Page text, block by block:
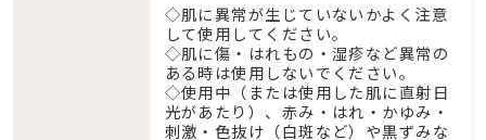
◇肌に異常が生じていないかよく注意
して使用してください。
◇肌に傷・はれもの・湿疹など異常の
ある時は使用しないでください。
◇使用中（または使用した肌に直射日
光があたり）、赤み・はれ・かゆみ・
刺激・色抜け（白斑など）や黒ずみな